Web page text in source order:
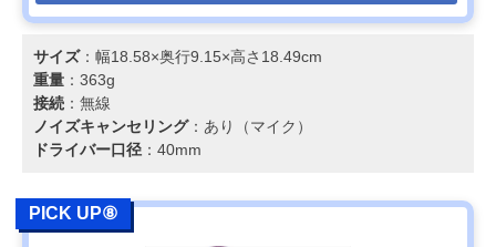
サイズ：幅18.58×奥行9.15×高さ18.49cm
重量 ：363g
接続 ：無線
ノイズキャンセリング：あり（マイク）
ドライバー口径 ：40mm
PICK UP⑧